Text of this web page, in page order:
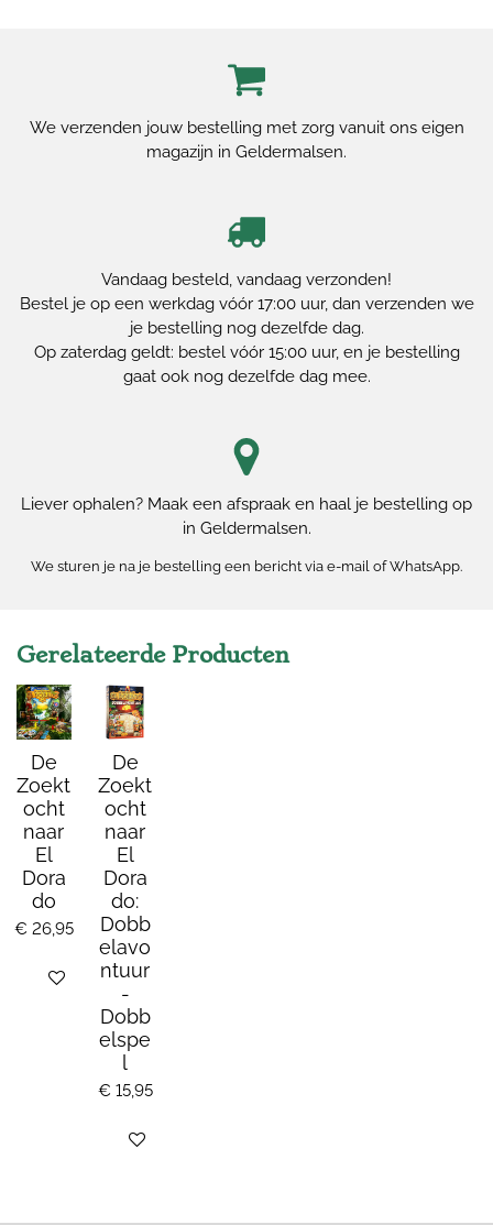
We verzenden jouw bestelling met zorg vanuit ons eigen
magazijn in Geldermalsen.
Vandaag besteld, vandaag verzonden!
Bestel je op een werkdag vóór 17:00 uur, dan verzenden we
je bestelling nog dezelfde dag.
Op zaterdag geldt: bestel vóór 15:00 uur, en je bestelling
gaat ook nog dezelfde dag mee.
Liever ophalen? Maak een afspraak en haal je bestelling op
in Geldermalsen.
We sturen je na je bestelling een bericht via e-mail of WhatsApp.
Gerelateerde Producten
De
Zoekt
ocht
naar
El
Dora
do
€ 26,95
Bekijk details
De
Zoekt
ocht
naar
El
Dora
do:
Dobb
elavo
ntuur
-
Dobb
elspe
l
€ 15,95
Bekijk details